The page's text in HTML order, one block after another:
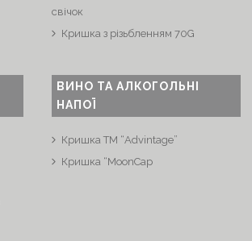
свічок
Кришка з різьбленням 70G
ВИНО ТА АЛКОГОЛЬНІ
НАПОЇ
Кришка ТМ “Advintage”
Кришка “MoonCap